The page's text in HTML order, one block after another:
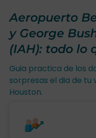
Aeropuerto
y George
(IAH): todo lo
Guia practica de los
sorpresas el dia de tu
Houston.